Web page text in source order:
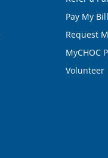
Pay My Bill
Request
MyCHOC
Volunteer